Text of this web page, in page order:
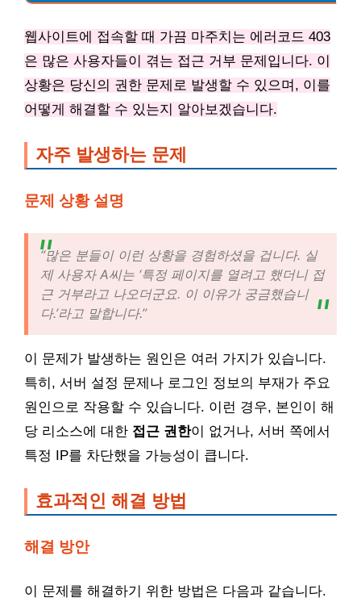
웹사이트에 접속할 때 가끔 마주치는 에러코드 403
은 많은 사용자들이 겪는 접근 거부 문제입니다. 이
상황은 당신의 권한 문제로 발생할 수 있으며, 이를
어떻게 해결할 수 있는지 알아보겠습니다.
자주 발생하는 문제
문제 상황 설명
“많은 분들이 이런 상황을 경험하셨을 겁니다. 실
제 사용자 A씨는 ‘특정 페이지를 열려고 했더니 접
근 거부라고 나오더군요. 이 이유가 궁금했습니
다.’라고 말합니다.”
이 문제가 발생하는 원인은 여러 가지가 있습니다.
특히, 서버 설정 문제나 로그인 정보의 부재가 주요
원인으로 작용할 수 있습니다. 이런 경우, 본인이 해
당 리소스에 대한 접근 권한이 없거나, 서버 쪽에서
특정 IP를 차단했을 가능성이 큽니다.
효과적인 해결 방법
해결 방안
이 문제를 해결하기 위한 방법은 다음과 같습니다.